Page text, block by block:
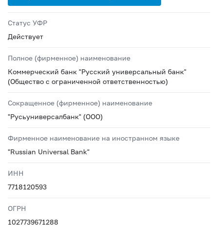
Статус УФР
Действует
Полное (фирменное) наименование
Коммерческий банк "Русский универсальный банк"
(Общество с ограниченной ответственностью)
Сокращенное (фирменное) наименование
"Русьуниверсалбанк" (ООО)
Фирменное наименование на иностранном языке
"Russian Universal Bank"
ИНН
7718120593
ОГРН
1027739671288